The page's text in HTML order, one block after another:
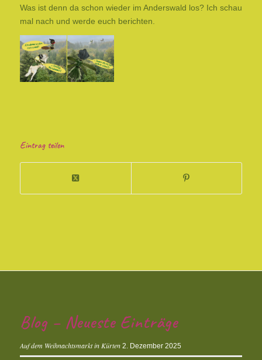
Was ist denn da schon wieder im Anderswald los? Ich schau
mal nach und werde euch berichten.
Eintrag teilen
Blog – Neueste Einträge
Auf dem Weihnachtsmarkt in Kürten 2. Dezember 2025